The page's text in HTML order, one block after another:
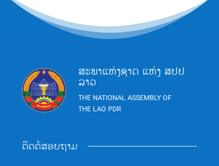
ສະພາແຫ່ງຊາດ ແຫ່ງ ສປປ
ລາວ
THE NATIONAL ASSEMBLY OF
THE LAO PDR
ຕິດຕໍ່ສອບຖາມ